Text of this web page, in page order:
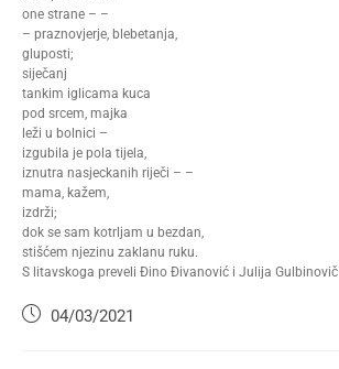
one strane – –
– praznovjerje, blebetanja,
gluposti;
siječanj
tankim iglicama kuca
pod srcem, majka
leži u bolnici –
izgubila je pola tijela,
iznutra nasjeckanih riječi – –
mama, kažem,
izdrži;
dok se sam kotrljam u bezdan,
stišćem njezinu zaklanu ruku.
S litavskoga preveli Đino Đivanović i Julija Gulbinovič
04/03/2021